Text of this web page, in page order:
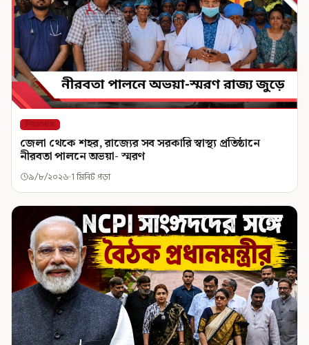
শিরোনাম
জেলা থেকে শহর, রাজ্যের সব সরকারি স্বাস্থ্য প্রতিষ্ঠানে
নীরবতা পালনে অভয়া- স্মরণ
৯/৮/২০২৬ 1 মিনিট পড়া